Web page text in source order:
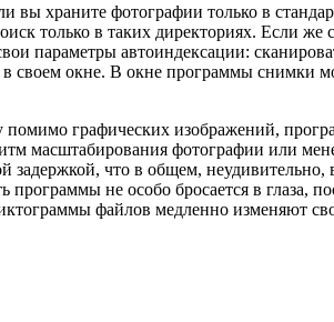
вы храните фотографии только в
только в таких директориях. Если
параметры автоиндексации:
своем окне. В окне программы снимки
графических изображений,
масштабирования фотографии или
задержкой, что в общем,
не особо бросается в глаза,
файлов медленно изменяют